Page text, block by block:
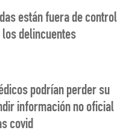
están fuera de control
delincuentes
podrían perder su
información no oficial
covid